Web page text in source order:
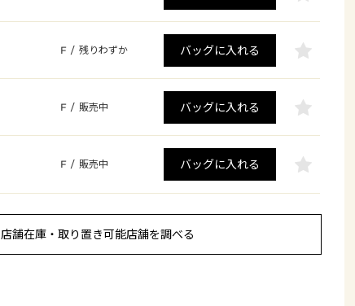
F / 残りわずか バッグに入れる
F / 販売中 バッグに入れる
F / 販売中 バッグに入れる
店舗在庫・取り置き可能店舗を調べる